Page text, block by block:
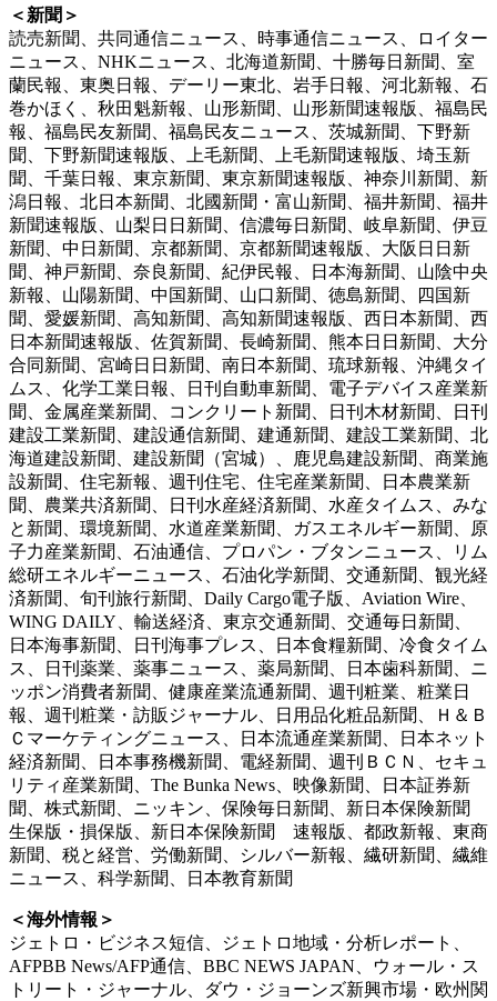
＜新聞＞
読売新聞、共同通信ニュース、時事通信ニュース、ロイター
ニュース、NHKニュース、北海道新聞、十勝毎日新聞、室
蘭民報、東奥日報、デーリー東北、岩手日報、河北新報、石
巻かほく、秋田魁新報、山形新聞、山形新聞速報版、福島民
報、福島民友新聞、福島民友ニュース、茨城新聞、下野新
聞、下野新聞速報版、上毛新聞、上毛新聞速報版、埼玉新
聞、千葉日報、東京新聞、東京新聞速報版、神奈川新聞、新
潟日報、北日本新聞、北國新聞・富山新聞、福井新聞、福井
新聞速報版、山梨日日新聞、信濃毎日新聞、岐阜新聞、伊豆
新聞、中日新聞、京都新聞、京都新聞速報版、大阪日日新
聞、神戸新聞、奈良新聞、紀伊民報、日本海新聞、山陰中央
新報、山陽新聞、中国新聞、山口新聞、徳島新聞、四国新
聞、愛媛新聞、高知新聞、高知新聞速報版、西日本新聞、西
日本新聞速報版、佐賀新聞、長崎新聞、熊本日日新聞、大分
合同新聞、宮崎日日新聞、南日本新聞、琉球新報、沖縄タイ
ムス、化学工業日報、日刊自動車新聞、電子デバイス産業新
聞、金属産業新聞、コンクリート新聞、日刊木材新聞、日刊
建設工業新聞、建設通信新聞、建通新聞、建設工業新聞、北
海道建設新聞、建設新聞（宮城）、鹿児島建設新聞、商業施
設新聞、住宅新報、週刊住宅、住宅産業新聞、日本農業新
聞、農業共済新聞、日刊水産経済新聞、水産タイムス、みな
と新聞、環境新聞、水道産業新聞、ガスエネルギー新聞、原
子力産業新聞、石油通信、プロパン・ブタンニュース、リム
総研エネルギーニュース、石油化学新聞、交通新聞、観光経
済新聞、旬刊旅行新聞、Daily Cargo電子版、Aviation Wire、
WING DAILY、輸送経済、東京交通新聞、交通毎日新聞、
日本海事新聞、日刊海事プレス、日本食糧新聞、冷食タイム
ス、日刊薬業、薬事ニュース、薬局新聞、日本歯科新聞、ニ
ッポン消費者新聞、健康産業流通新聞、週刊粧業、粧業日
報、週刊粧業・訪販ジャーナル、日用品化粧品新聞、Ｈ＆Ｂ
Ｃマーケティングニュース、日本流通産業新聞、日本ネット
経済新聞、日本事務機新聞、電経新聞、週刊ＢＣＮ、セキュ
リティ産業新聞、The Bunka News、映像新聞、日本証券新
聞、株式新聞、ニッキン、保険毎日新聞、新日本保険新聞
生保版・損保版、新日本保険新聞 速報版、都政新報、東商
新聞、税と経営、労働新聞、シルバー新報、繊研新聞、繊維
ニュース、科学新聞、日本教育新聞
＜海外情報＞
ジェトロ・ビジネス短信、ジェトロ地域・分析レポート、
AFPBB News/AFP通信、BBC NEWS JAPAN、ウォール・ス
トリート・ジャーナル、ダウ・ジョーンズ新興市場・欧州関